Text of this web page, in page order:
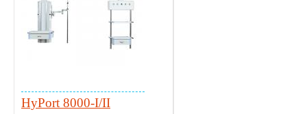
HyPort 8000-I/II